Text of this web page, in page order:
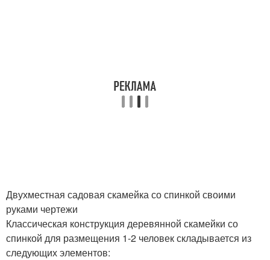
Скамейки из металла
Двухместная садовая скамейка со спинкой своими
руками чертежи
Классическая конструкция деревянной скамейки со
спинкой для размещения 1-2 человек складывается из
следующих элементов: